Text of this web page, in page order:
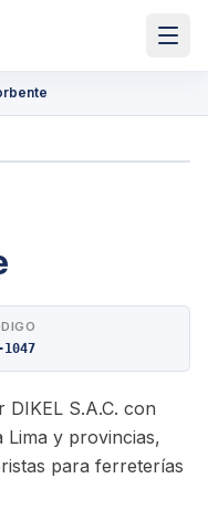
1047
S.A.C. con
Lima y provincias,
para ferreterías